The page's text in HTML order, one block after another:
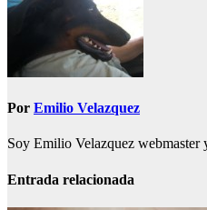
Por Emilio Velazquez
Soy Emilio Velazquez webmaster
Entrada relacionada